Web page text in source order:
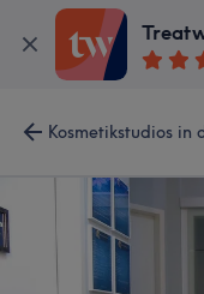
Kosmetikstudios in